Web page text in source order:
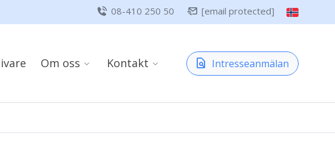
08-410 250 50 [email protected]
Om oss Kontakt Intresseanmälan